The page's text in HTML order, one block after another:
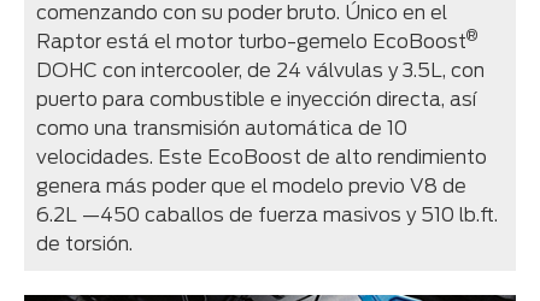
comenzando con su poder bruto. Único en el
Raptor está el motor turbo-gemelo EcoBoost®
DOHC con intercooler, de 24 válvulas y 3.5L, con
puerto para combustible e inyección directa, así
como una transmisión automática de 10
velocidades. Este EcoBoost de alto rendimiento
genera más poder que el modelo previo V8 de
6.2L —450 caballos de fuerza masivos y 510 lb.ft.
de torsión.